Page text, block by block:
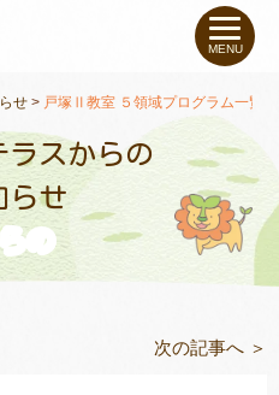
０〜６才）
お子さま
MENU
せ > 戸塚Ⅱ教室 ５領域プログラム一覧(
ラスからの
らせ
の
次の記事へ ＞